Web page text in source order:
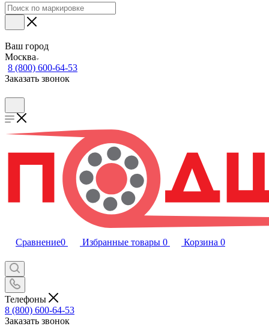
Ваш город
Москва
8 (800) 600-64-53
Заказать звонок
Сравнение0 Избранные товары 0 Корзина 0
Телефоны
8 (800) 600-64-53
Заказать звонок